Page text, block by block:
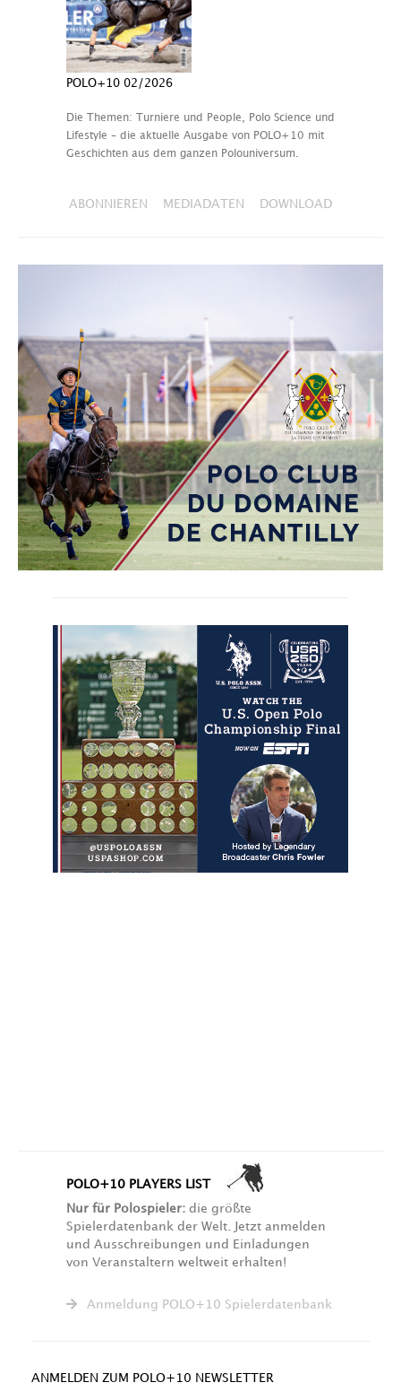
POLO+10 02/2026
Die Themen: Turniere und People, Polo Science und
Lifestyle – die aktuelle Ausgabe von POLO+10 mit
Geschichten aus dem ganzen Polouniversum.
ABONNIEREN MEDIADATEN DOWNLOAD
POLO+10 PLAYERS LIST
Nur für Polospieler: die größte
Spielerdatenbank der Welt. Jetzt anmelden
und Ausschreibungen und Einladungen
von Veranstaltern weltweit erhalten!
Anmeldung POLO+10 Spielerdatenbank
ANMELDEN ZUM POLO+10 NEWSLETTER